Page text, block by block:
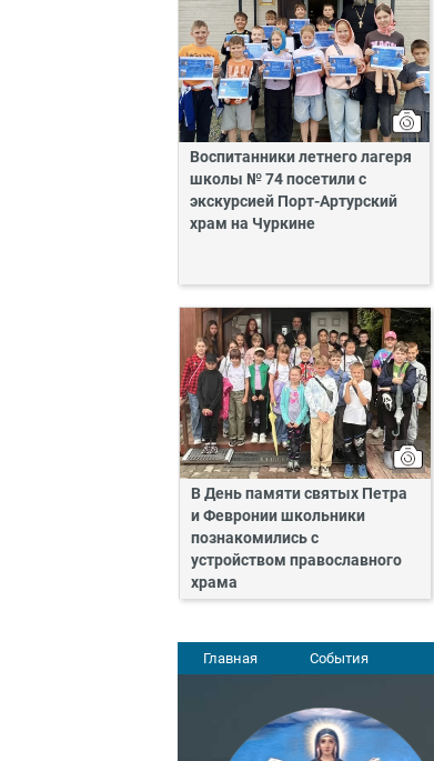
Воспитанники летнего лагеря
школы № 74 посетили с
экскурсией Порт-Артурский
храм на Чуркине
В День памяти святых Петра
и Февронии школьники
познакомились с
устройством православного
храма
Главная События